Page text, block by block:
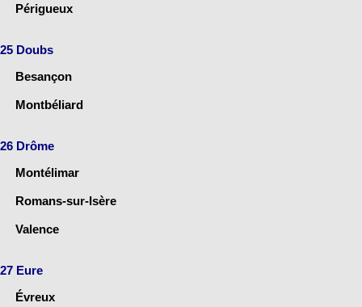
Périgueux
25 Doubs
Besançon
Montbéliard
26 Drôme
Montélimar
Romans-sur-Isère
Valence
27 Eure
Évreux